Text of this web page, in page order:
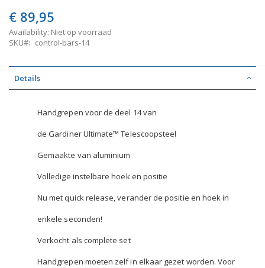
€ 89,95
Availability: Niet op voorraad
SKU
control-bars-14
Details
Handgrepen voor de deel 14 van
de Gardiner Ultimate™ Telescoopsteel
Gemaakte van aluminium
Volledige instelbare hoek en positie
Nu met quick release, verander de positie en hoek in
enkele seconden!
Verkocht als complete set
Handgrepen moeten zelf in elkaar gezet worden. Voor